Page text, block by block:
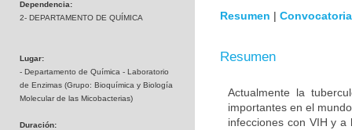
Dependencia:
2- DEPARTAMENTO DE QUÍMICA
Lugar:
- Departamento de Química - Laboratorio
de Enzimas (Grupo: Bioquímica y Biología
Molecular de las Micobacterias)
Duración:
Resumen | Convocatoria
Resumen
Actualmente la
importantes en el
infecciones con VIH y